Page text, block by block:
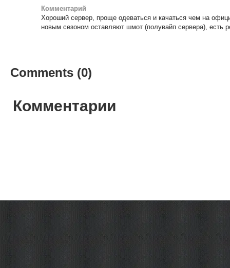
Комментарий
Хороший сервер, проще одеваться и качаться чем на
новым сезоном оставляют шмот (полувайп сервера), есть
Comments (0)
Комментарии